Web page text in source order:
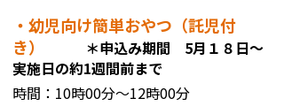
・幼児向け簡単おやつ（託児付
き）
＊申込み期間 5月１８日～
実施日の約1週間前まで
時間：10時00分～12時00分